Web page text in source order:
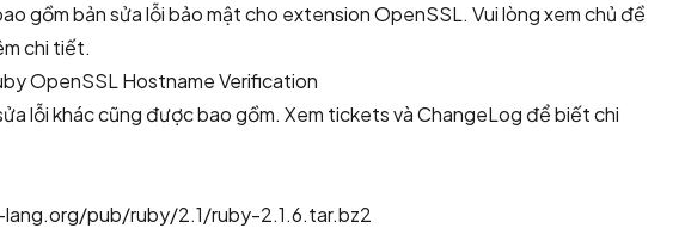
gồm bản sửa lỗi bảo mật cho extension OpenSSL. Vui lòng xem chủ đề
chi tiết.
OpenSSL Hostname Verification
lỗi khác cũng được bao gồm. Xem ticketsvàChangeLog để biết chi
pub/ruby/2.1/ruby-2.1.6.tar.bz2